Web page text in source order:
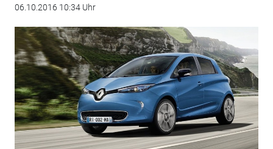
06.10.2016 10:34 Uhr